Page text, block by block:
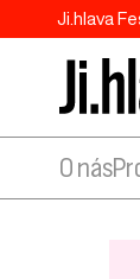
Ji.hlava
O nás